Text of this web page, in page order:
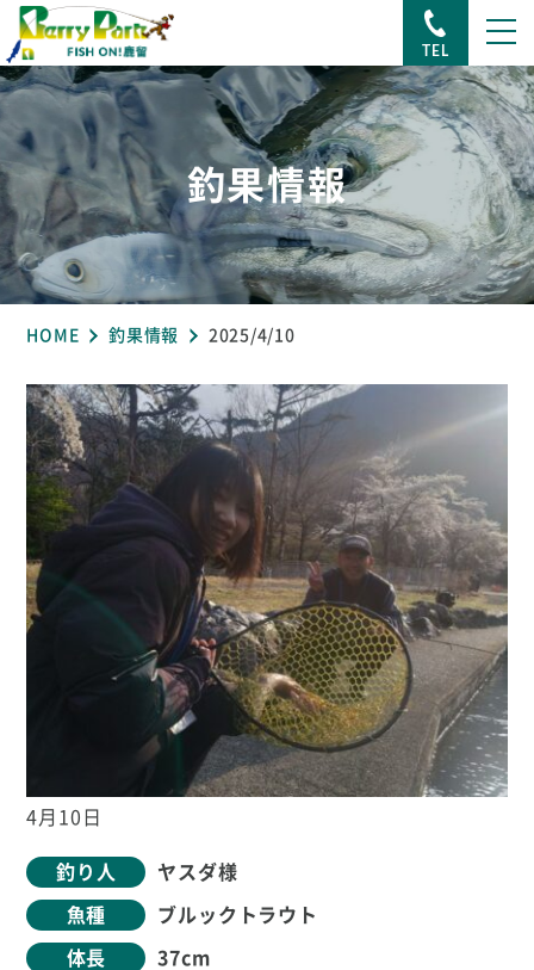
TEL
釣果情報
HOME 釣果情報 2025/4/10
4月10日
釣り人 ヤスダ様
魚種 ブルックトラウト
体長 37cm